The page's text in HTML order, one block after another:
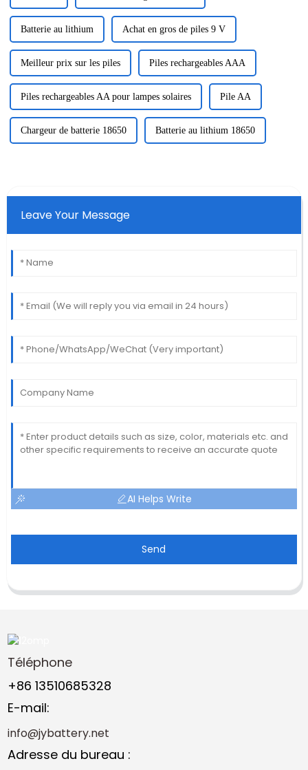
Batterie au lithium Achat en gros de piles 9 V
Meilleur prix sur les piles Piles rechargeables AAA
Piles rechargeables AA pour lampes solaires Pile AA
Chargeur de batterie 18650 Batterie au lithium 18650
Leave Your Message
AI Helps Write
Send
Téléphone
+86 13510685328
E-mail:
info@jybattery.net
Adresse du bureau :